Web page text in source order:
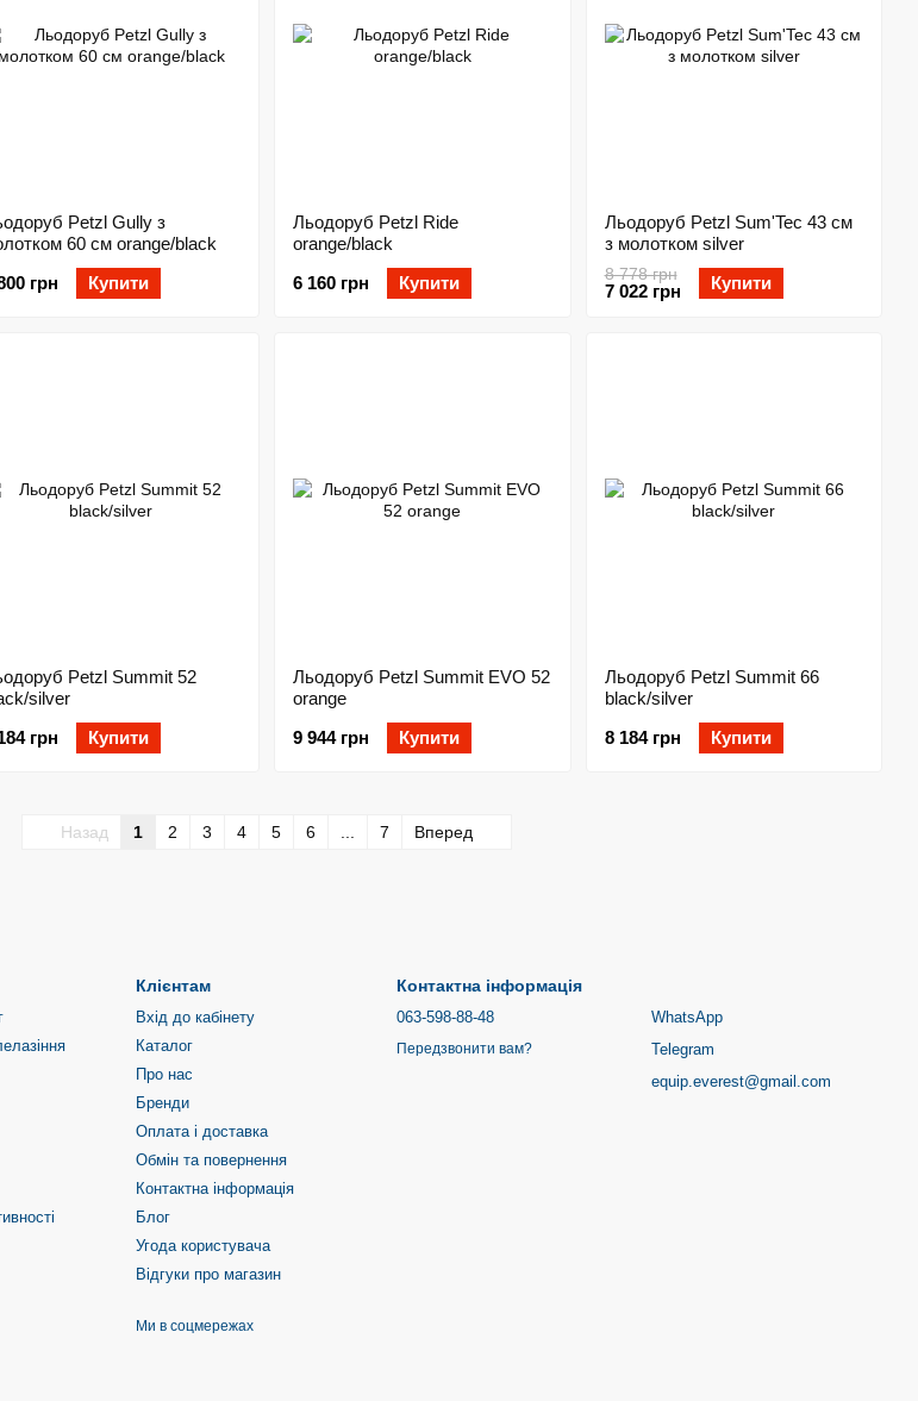
Petzl Gully з
60 см orange/black
грн
Купити
Льодоруб Petzl Ride
orange/black
6 160 грн
Купити
Льодоруб Petzl Sum'Tec 43 см
з молотком silver
8 778 грн
7 022 грн Купити
Petzl Summit 52
silver
грн
Купити
Льодоруб Petzl Summit EVO 52
orange
9 944 грн
Купити
Льодоруб Petzl Summit 66
black/silver
8 184 грн
Купити
Назад 1 2 3 4 5 6 7 Вперед
Клієнтам
Вхід до кабінету
Каталог
Про нас
Бренди
Оплата і доставка
Обмін та повернення
Контактна інформація
Блог
Угода користувача
Відгуки про магазин
Ми в соцмережах
Контактна інформація
063-598-88-48
Передзвонити вам?
WhatsApp
Telegram
equip.everest@gmail.com